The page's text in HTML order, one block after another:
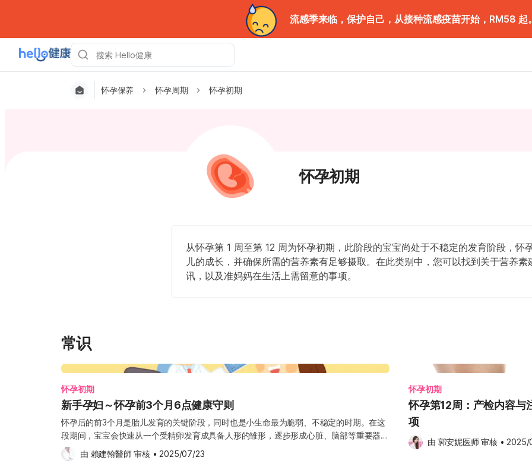
流感季来临，保护自己，从接种流感疫苗开始，RM58 起。
怀孕保养 怀孕周期 怀孕初期
怀孕初期
从怀孕第 1 周至第 12 周为怀孕初期，此阶段的宝宝尚处于不稳定的发育阶段，怀
儿的成长，并确保所需的营养素有足够摄取。在此类别中，您可以找到关于营养素
讯，以及准妈妈在生活上需留意的事项。
常识
怀孕初期
新手孕妇～怀孕前3个月6点健康守则
怀孕后的前3个月是胎儿发育的关键阶段，同时也是小生命最为脆弱、不稳定的时期。在这
段期间，宝宝会快速从一个受精卵发育成具备人形的雏形，逐步形成心脏、脑部等重要器
官。因此，准妈妈需要特别留意自身状况，并定期追踪宝宝的发育情形。一般建议在怀孕3
至6个月期间，每月前往医院进行一次产检；进入第7至第8个月时，产检频率增加为每2周
由 賴建翰醫師 审核 • 2025/07/23
怀孕初期
怀孕第12周：产检内容与
项
由 郭安妮医师 审核 • 2025/